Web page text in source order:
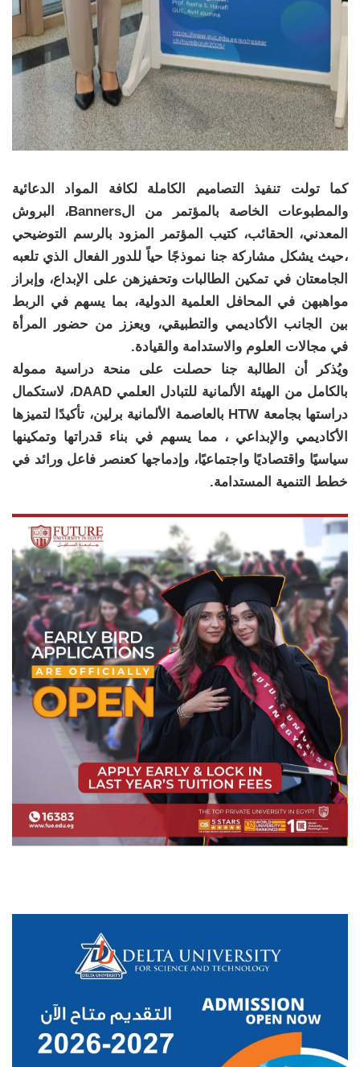
كما تولت تنفيذ التصاميم الكاملة لكافة المواد الدعائية
والمطبوعات الخاصة بالمؤتمر من الBanners، البروش
المعدني، الحقائب، كتيب المؤتمر المزود بالرسم التوضيحي
،حيث يشكل مشاركة جنا نموذجًا حياً للدور الفعال الذي تلعبه
الجامعتان في تمكين الطالبات وتحفيزهن على الإبداع، وإبراز
مواهبهن في المحافل العلمية الدولية، بما يسهم في الربط
بين الجانب الأكاديمي والتطبيقي، ويعزز من حضور المرأة
في مجالات العلوم والاستدامة والقيادة.
ويُذكر أن الطالبة جنا حصلت على منحة دراسية ممولة
بالكامل من الهيئة الألمانية للتبادل العلمي DAAD، لاستكمال
دراستها بجامعة HTW بالعاصمة الألمانية برلين، تأكيدًا لتميزها
الأكاديمي والإبداعي ، مما يسهم في بناء قدراتها وتمكينها
سياسيًا واقتصاديًا واجتماعيًا، وإدماجها كعنصر فاعل ورائد في
خطط التنمية المستدامة.